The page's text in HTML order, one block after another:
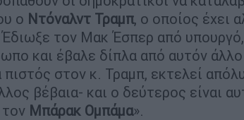
ο Ντόναλντ Τραμπ, ο οποίος έχει
Έδιωξε τον Μακ Έσπερ από
και έβαλε δίπλα από αυτόν
πιστός στον κ. Τραμπ, εκτελεί
βέβαια- και ο δεύτερος είναι
τον Μπάρακ Ομπάμα».